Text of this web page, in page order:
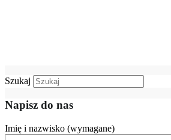
Szukaj
Napisz do nas
Imię i nazwisko (wymagane)